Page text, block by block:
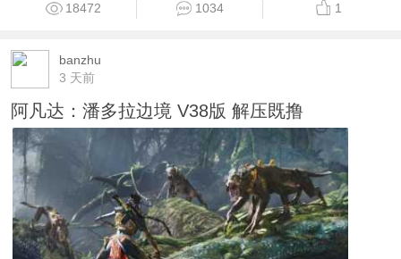
18472 1034 1
banzhu
3 天前
阿凡达：潘多拉边境 V38版 解压既撸